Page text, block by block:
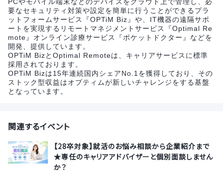
要なセキュリティ対策や設定を簡単に行うことができるプラ
ットフォームサービス『OPTiM Biz』や、IT機器の遠隔サポ
ートを実現するリモートマネジメントサービス『Optimal Re
mote』オンライン診療サービス『ポケットドクター』などを
開発、提供しています。
OPTiM BizとOptimal Remoteは、キャリアサービスに標準
採用されております。
OPTiM Bizは15年連続国内シェアNo.1を獲得しており、その
ストック型収益はオプティムが新しいチャレンジをする基盤
となっています。
関連するイベント
【28卒対象】就活のお悩み相談から企業紹介まで
★専任のキャリアアドバイザーと個別面談しません
か？